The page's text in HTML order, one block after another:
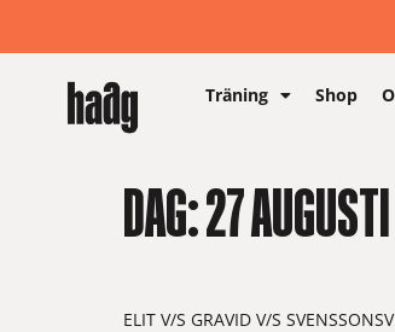
Träning Shop
DAG:27
ELIT V/S GRAVID V/S